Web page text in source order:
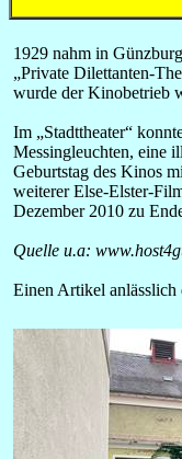
1929 nahm in
„Private Dilettanten-
wurde der Kinobetrieb
Im „Stadttheater“
Messingleuchten, eine
Geburtstag des Kinos
weiterer Else-Elster-
Dezember 2010 zu
Quelle u.a:
Einen Artikel anlässlich